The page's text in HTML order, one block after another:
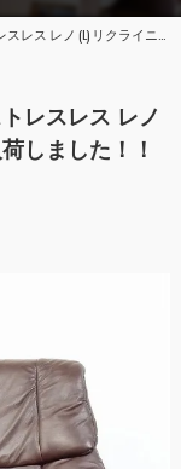
ライニングチェア 本革 入荷しました！！
トレスレス レノ
しました！！